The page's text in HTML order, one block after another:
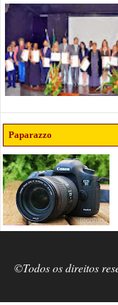
Paparazzo
©Todos os direitos